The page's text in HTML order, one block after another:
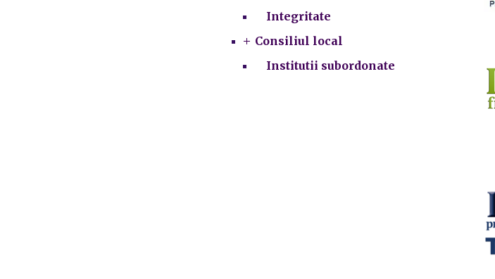
Integritate
Consiliul local
Institutii subordonate